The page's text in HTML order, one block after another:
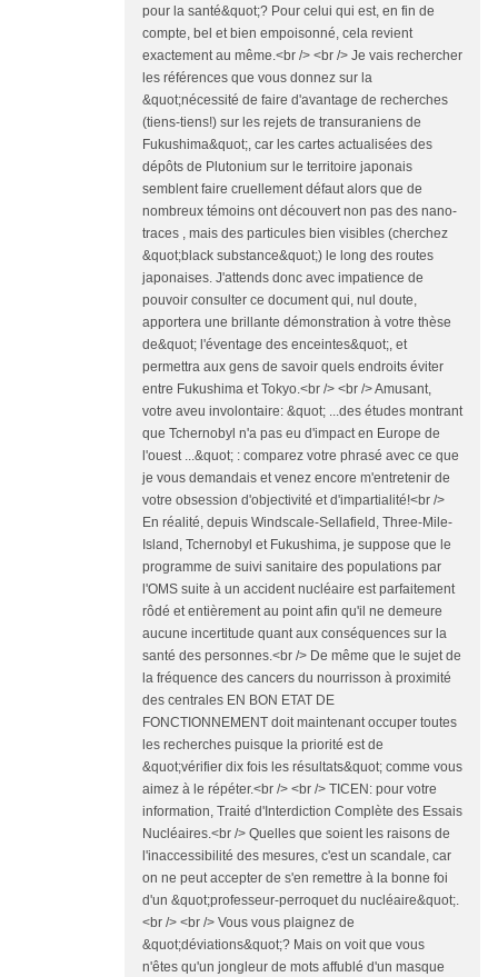
pour la santé&quot;? Pour celui qui est, en fin de
compte, bel et bien empoisonné, cela revient
exactement au même.<br /> <br /> Je vais rechercher
les références que vous donnez sur la
&quot;nécessité de faire d'avantage de recherches
(tiens-tiens!) sur les rejets de transuraniens de
Fukushima&quot;, car les cartes actualisées des
dépôts de Plutonium sur le territoire japonais
semblent faire cruellement défaut alors que de
nombreux témoins ont découvert non pas des nano-
traces , mais des particules bien visibles (cherchez
&quot;black substance&quot;) le long des routes
japonaises. J'attends donc avec impatience de
pouvoir consulter ce document qui, nul doute,
apportera une brillante démonstration à votre thèse
de&quot; l'éventage des enceintes&quot;, et
permettra aux gens de savoir quels endroits éviter
entre Fukushima et Tokyo.<br /> <br /> Amusant,
votre aveu involontaire: &quot; ...des études montrant
que Tchernobyl n'a pas eu d'impact en Europe de
l'ouest ...&quot; : comparez votre phrasé avec ce que
je vous demandais et venez encore m'entretenir de
votre obsession d'objectivité et d'impartialité!<br />
En réalité, depuis Windscale-Sellafield, Three-Mile-
Island, Tchernobyl et Fukushima, je suppose que le
programme de suivi sanitaire des populations par
l'OMS suite à un accident nucléaire est parfaitement
rôdé et entièrement au point afin qu'il ne demeure
aucune incertitude quant aux conséquences sur la
santé des personnes.<br /> De même que le sujet de
la fréquence des cancers du nourrisson à proximité
des centrales EN BON ETAT DE
FONCTIONNEMENT doit maintenant occuper toutes
les recherches puisque la priorité est de
&quot;vérifier dix fois les résultats&quot; comme vous
aimez à le répéter.<br /> <br /> TICEN: pour votre
information, Traité d'Interdiction Complète des Essais
Nucléaires.<br /> Quelles que soient les raisons de
l'inaccessibilité des mesures, c'est un scandale, car
on ne peut accepter de s'en remettre à la bonne foi
d'un &quot;professeur-perroquet du nucléaire&quot;.
<br /> <br /> Vous vous plaignez de
&quot;déviations&quot;? Mais on voit que vous
n'êtes qu'un jongleur de mots affublé d'un masque